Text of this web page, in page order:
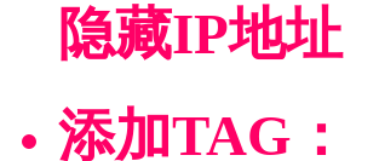
隐藏IP地址
添加TAG：